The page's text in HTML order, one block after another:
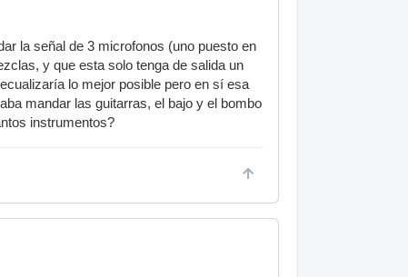
la señal de 3 microfonos (uno puesto en
y que esta solo tenga de salida un
lo mejor posible pero en sí esa
mandar las guitarras, el bajo y el bombo
instrumentos?